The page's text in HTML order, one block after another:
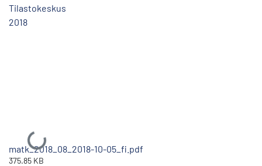
Tilastokeskus
2018
Ladataan...
matk_2018_08_2018-10-05_fi.pdf
375.85 KB